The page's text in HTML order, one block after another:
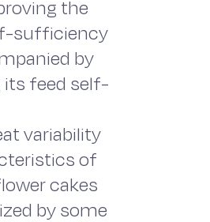
the
sufficiency
by
feed self-
variability
of
cakes
by some